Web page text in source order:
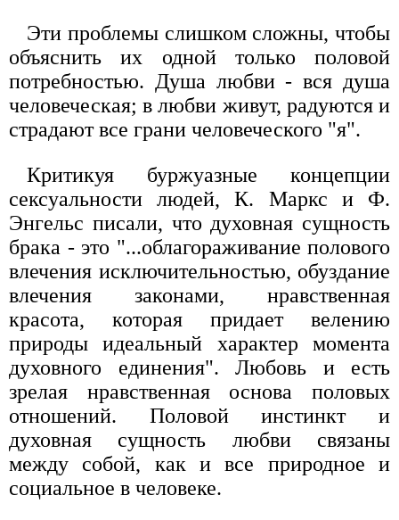
Эти проблемы слишком сложны, чтобы
объяснить их одной только половой
потребностью. Душа любви - вся душа
человеческая; в любви живут, радуются и
страдают все грани человеческого "я".
Критикуя буржуазные концепции
сексуальности людей, К. Маркс и Ф.
Энгельс писали, что духовная сущность
брака - это "...облагораживание полового
влечения исключительностью, обуздание
влечения законами, нравственная
красота, которая придает велению
природы идеальный характер момента
духовного единения". Любовь и есть
зрелая нравственная основа половых
отношений. Половой инстинкт и
духовная сущность любви связаны
между собой, как и все природное и
социальное в человеке.